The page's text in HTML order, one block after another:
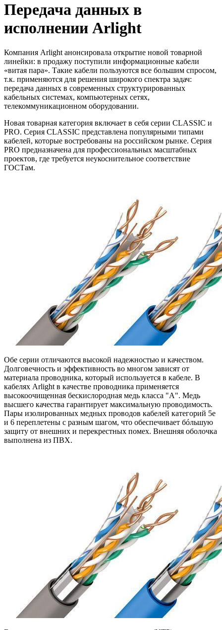
Передача данных в
исполнении Arlight
Компания Arlight анонсировала открытие новой товарной
линейки: в продажу поступили информационные кабели
«витая пара». Такие кабели пользуются все большим спросом,
т.к. применяются для решения широкого спектра задач:
передача данных в современных структурированных
кабельных системах, компьютерных сетях,
телекоммуникационном оборудовании.
Новая товарная категория включает в себя серии CLASSIC и
PRO. Серия CLASSIC представлена популярными типами
кабелей, которые востребованы на российском рынке. Серия
PRO предназначена для профессиональных масштабных
проектов, где требуется неукоснительное соответствие
ГОСТам.
Обе серии отличаются высокой надежностью и качеством.
Долговечность и эффективность во многом зависят от
материала проводника, который используется в кабеле. В
кабелях Arlight в качестве проводника применяется
высокоочищенная бескислородная медь класса "А". Медь
высшего качества гарантирует максимальную проводимость.
Пары изолированных медных проводов кабелей категорий 5e
и 6 переплетены с разным шагом, что обеспечивает бóльшую
защиту от внешних и перекрестных помех. Внешняя оболочка
выполнена из ПВХ.